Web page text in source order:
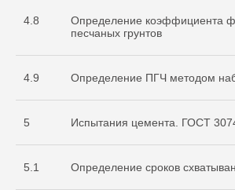
4.8
Определение коэффициента
песчаных грунтов
4.9 Определение ПГЧ методом
5 Испытания цемента. ГОСТ
5.1 Определение сроков